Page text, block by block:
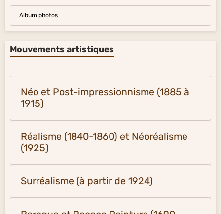
Album photos
Mouvements artistiques
Néo et Post-impressionnisme (1885 à
1915)
Réalisme (1840-1860) et Néoréalisme
(1925)
Surréalisme (à partir de 1924)